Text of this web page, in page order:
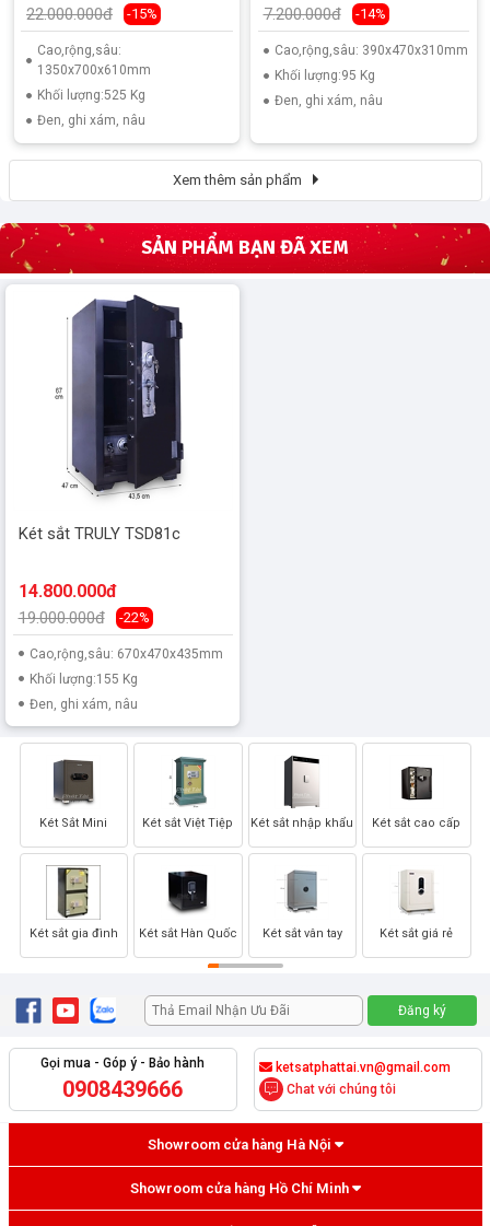
22.000.000đ -15%
Cao,rộng,sâu:
1350x700x610mm
Khối lượng:525 Kg
Đen, ghi xám, nâu
7.200.000đ -14%
Cao,rộng,sâu: 390x470x310mm
Khối lượng:95 Kg
Đen, ghi xám, nâu
Xem thêm sản phẩm
SẢN PHẨM BẠN ĐÃ XEM
Két sắt TRULY TSD81c
14.800.000đ
19.000.000đ -22%
Cao,rộng,sâu: 670x470x435mm
Khối lượng:155 Kg
Đen, ghi xám, nâu
Két Sắt Mini
Két sắt gia đình
Két sắt Việt Tiệp
Két sắt Hàn Quốc
Két sắt nhập khẩu
Két sắt vân tay
Két sắt cao cấp
Két sắt giá rẻ
Gọi mua - Góp ý - Bảo hành
0908439666
ketsatphattai.vn@gmail.com
Chat với chúng tôi
Showroom cửa hàng Hà Nội
Showroom cửa hàng Hồ Chí Minh